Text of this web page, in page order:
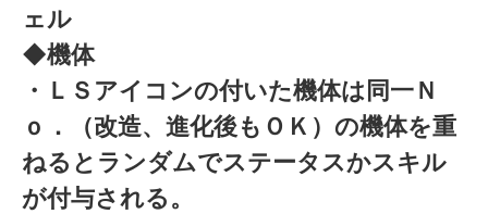
ェル
◆機体
・ＬＳアイコンの付いた機体は同一Ｎ
ｏ．（改造、進化後もＯＫ）の機体を重
ねるとランダムでステータスかスキル
が付与される。